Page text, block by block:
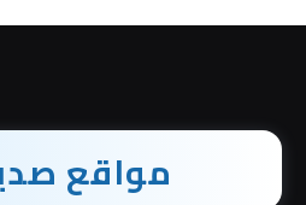
مواقع